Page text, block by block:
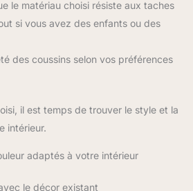
le matériau choisi résiste aux taches
si vous avez des enfants ou des
des coussins selon vos préférences
il est temps de trouver le style et la
intérieur.
adaptés à votre intérieur
le décor existant